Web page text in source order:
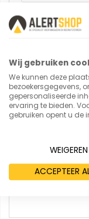
Samenvatting
Review
Wij gebruiken
We kunnen deze
bezoekersgegevens,
gepersonaliseerde
ervaring te bieden.
gebruiken opent u de
WEIGEREN
ACCEPTEER